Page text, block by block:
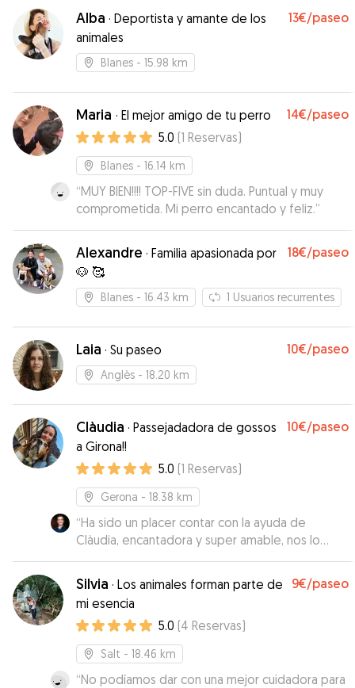
genial a que le invadan su casita! Rowena ha
estado muy bien cuidada y feliz, Alejandra se ha
encargado de darle muchos paseos por el pipi
can, la playa y la montaña. Por otro lado, ha
me ha informado de todo y diariamente. Me ha
mandado muchas fotos y vídeos todos los días
y me ha escrito a menudo lo cuál me ha dado
mucha tranquilidad. La recomiendo al 100%!!
Alba · Deportista y amante de los
animales
13€/paseo
Blanes - 15.98 km
Maria · El mejor amigo de tu perro 14€/paseo
5.0 (1 Reservas)
Blanes - 16.14 km
“MUY BIEN!!!! TOP-FIVE sin duda. Puntual y muy
comprometida. Mi perro encantado y feliz.”
Alexandre · Familia apasionada por
🐶 🥰
18€/paseo
Blanes - 16.43 km 1 Usuarios recurrentes
Laia · Su paseo 10€/paseo
Anglès - 18.20 km
Clàudia · Passejadadora de gossos
a Girona!!
10€/paseo
5.0 (1 Reservas)
Gerona - 18.38 km
“Ha sido un placer contar con la ayuda de
Clàudia, encantadora y super amable, nos lo
facilitó todo lo máximo posible! Sin duda
repetiremos, estaremos encantados de poder
seguir contando con su ayuda, gracias por todo!”
Silvia · Los animales forman parte de
mi esencia
9€/paseo
5.0 (4 Reservas)
Salt - 18.46 km
“No podíamos dar con una mejor cuidadora para